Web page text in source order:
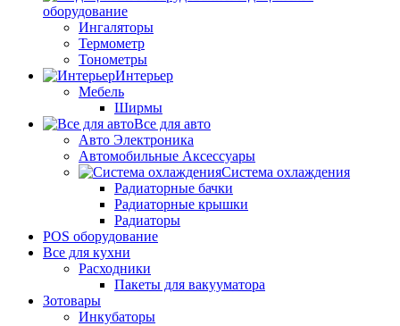
оборудование
Ингаляторы
Термометр
Тонометры
Интерьер
Мебель
Ширмы
Все для авто
Авто Электроника
Автомобильные Аксессуары
Система охлаждения
Радиаторные бачки
Радиаторные крышки
Радиаторы
POS оборудование
Все для кухни
Расходники
Пакеты для вакууматора
Зотовары
Инкубаторы